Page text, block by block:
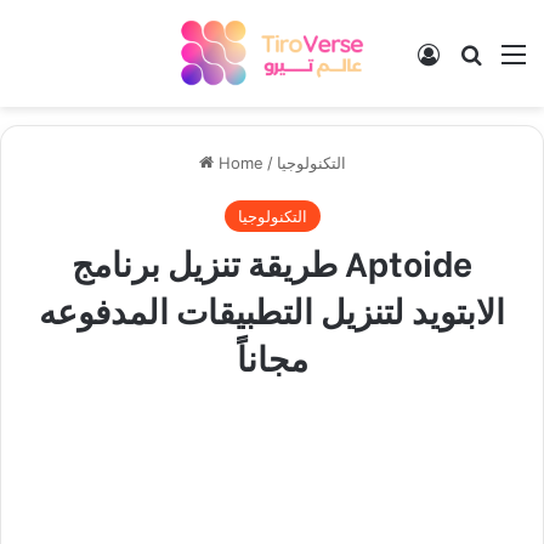
Log In
Home / التكنولوجيا
التكنولوجيا
طريقة تنزيل برنامج Aptoide
الابتويد لتنزيل التطبيقات المدفوعه
مجاناً